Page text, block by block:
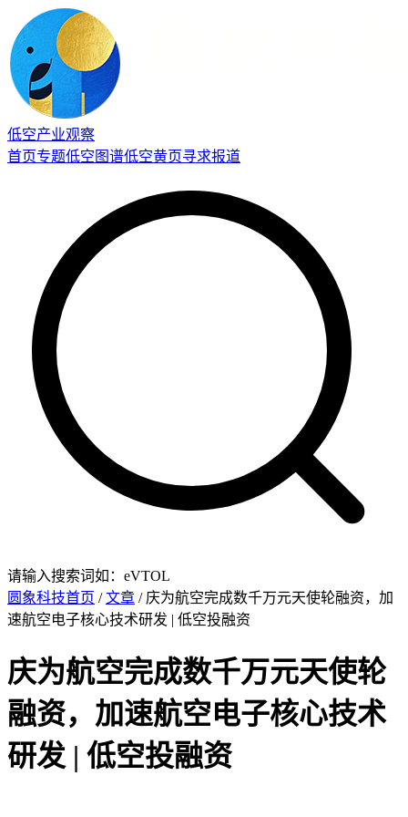
低空产业观察
首页专题低空图谱低空黄页寻求报道
请输入搜索词如：eVTOL
圆象科技首页 /文章 / 庆为航空完成数千万元天使轮融资，加
速航空电子核心技术研发 | 低空投融资
庆为航空完成数千万元天使轮
融资，加速航空电子核心技术
研发 | 低空投融资